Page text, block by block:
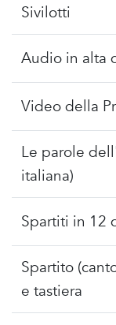
Sivilotti
Audio in alta
Video della
Le parole
italiana)
Spartiti in 12
Spartito
e tastiera